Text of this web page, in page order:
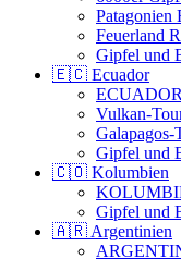
Patagonien
Feuerland
Gipfel und
🇪🇨 Ecuador
Vulkan-
Galapagos-
Gipfel und
🇨🇴 Kolumbien
Gipfel und
🇦🇷 Argentinien